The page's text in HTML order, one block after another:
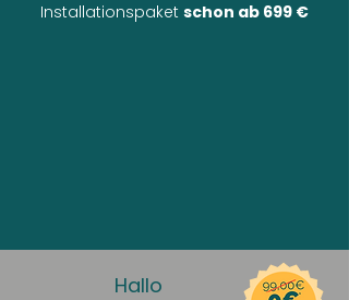
Installationspaket schon ab 699 €
Hallo